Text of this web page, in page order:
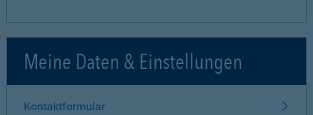
Meine Daten & Einstellungen
Kontaktformular